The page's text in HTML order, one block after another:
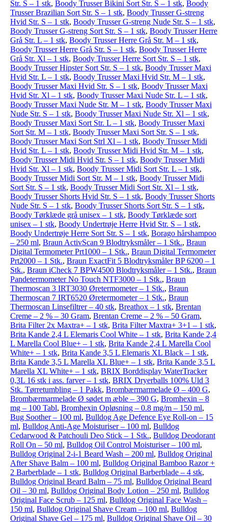
Str. S – 1 stk, Boody Trusser Bikini Sort Str. S – 1 stk, Boody
Trusser Brazilian Sort Str. S – 1 stk, Boody Trusser G-streng
Hvid Str. S – 1 stk, Boody Trusser G-streng Nude Str. S – 1 stk,
Boody Trusser G-streng Sort Str. S – 1 stk, Boody Trusser Herre
Grå Str. L – 1 stk, Boody Trusser Herre Grå Str. M – 1 stk,
Boody Trusser Herre Grå Str. S – 1 stk, Boody Trusser Herre
Grå Str. Xl – 1 stk, Boody Trusser Herre Sort Str. S – 1 stk,
Boody Trusser Hipster Sort Str. S – 1 stk, Boody Trusser Maxi
Hvid Str. L – 1 stk, Boody Trusser Maxi Hvid Str. M – 1 stk,
Boody Trusser Maxi Hvid Str. S – 1 stk, Boody Trusser Maxi
Hvid Str. Xl – 1 stk, Boody Trusser Maxi Nude Str. L – 1 stk,
Boody Trusser Maxi Nude Str. M – 1 stk, Boody Trusser Maxi
Nude Str. S – 1 stk, Boody Trusser Maxi Nude Str. Xl – 1 stk,
Boody Trusser Maxi Sort Str. L – 1 stk, Boody Trusser Maxi
Sort Str. M – 1 stk, Boody Trusser Maxi Sort Str. S – 1 stk,
Boody Trusser Maxi Sort Strl Xl – 1 stk, Boody Trusser Midi
Hvid Str. L – 1 stk, Boody Trusser Midi Hvid Str. M – 1 stk,
Boody Trusser Midi Hvid Str. S – 1 stk, Boody Trusser Midi
Hvid Str. Xl – 1 stk, Boody Trusser Midi Sort Str. L – 1 stk,
Boody Trusser Midi Sort Str. M – 1 stk, Boody Trusser Midi
Sort Str. S – 1 stk, Boody Trusser Midi Sort Str. Xl – 1 stk,
Boody Trusser Shorts Hvid Str. S – 1 stk, Boody Trusser Shorts
Nude Str. S – 1 stk, Boody Trusser Shorts Sort Str. S – 1 stk,
Boody Tørklæde grå unisex – 1 stk, Boody Tørklæde sort
unisex – 1 stk, Boody Undertrøje Herre Hvid Str. S – 1 stk,
Boody Undertrøje Herre Sort Str. S – 1 stk, Borago hårshampoo
– 250 ml, Braun ActivScan 9 Blodtryksmåler – 1 Stk., Braun
Digital Termometer Prt1000 – 1 Stk., Braun Digital Termometer
Prt2000 – 1 Stk., Braun ExactFit 5 Blodtryksmåler BP 6200 – 1
Stk., Braun iCheck 7 BPW4500 Blodtryksmåler – 1 Stk., Braun
Pandetermometer No Touch NTF3000 – 1 Stk., Braun
Thermoscan 3 IRT3030 Øretermometer – 1 Stk., Braun
Thermoscan 7 IRT6520 Øretermometer – 1 Stk., Braun
Thermoscan Linsefiltrer – 40 stk, Breathox – 1 stk, Brentan
Creme – 2 % – 30 Gram, Brentan Creme – 2 % – 50 Gram,
Brita Filter 2x Maxtra+ – 1 stk, Brita Filter Maxtra+ 3+1 – 1 stk,
Brita Kande 2,4 L Elemaris Cool White – 1 stk, Brita Kande 2,4
L Marella Cool Blue+ – 1 stk, Brita Kande 2,4 L Marella Cool
White+ – 1 stk, Brita Kande 3,5 L Elemaris XL Black – 1 stk,
Brita Kande 3,5 L Marella XL Blue+ – 1 stk, Brita Kande 3,5 L
Marella XL White+ – 1 stk, BRIX Borddisplay WaterTracker
0,3L 16 stk i ass. farver – 1 stk, BRIX Dryerballs 100% Uld 3
Stk. Tørretumbling – 1 Pakk, Brombærmarmelade Ø – 400 G,
Brombærmarmelade Ø sødet m æble – 390 G, Bromhexin – 8
mg – 100 Tabl, Bromhexin Opløsning – 0.8 mg/m – 150 ml,
Bug Soother – 100 ml, Bulldog Age Defence Eye Roll-on – 15
ml, Bulldog Anti-Age Moisturiser – 100 ml, Bulldog
Cedarwood & Patchouli Deo Stick – 1 Stk., Bulldog Deodorant
Roll On – 50 ml, Bulldog Oil Control Moisturiser – 100 ml,
Bulldog Original 2-i-1 Beard Wash – 200 ml, Bulldog Original
After Shave Balm – 100 ml, Bulldog Original Bamboo Razor +
2 Barberblade – 1 stk, Bulldog Original Barberblade – 4 stk,
Bulldog Original Beard Balm – 75 ml, Bulldog Original Beard
Oil – 30 ml, Bulldog Original Body Lotion – 250 ml, Bulldog
Original Face Scrub – 125 ml, Bulldog Original Face Wash –
150 ml, Bulldog Original Shave Cream – 100 ml, Bulldog
Original Shave Gel – 175 ml, Bulldog Original Shave Oil – 30